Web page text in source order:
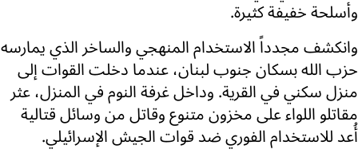
وأسلحة خفيفة كثيرة.
وانكشف مجدداً الاستخدام المنهجي والساخر الذي يمارسه
حزب الله بسكان جنوب لبنان، عندما دخلت القوات إلى
منزل سكني في القرية. وداخل غرفة النوم في المنزل، عثر
مقاتلو اللواء على مخزون متنوع وقاتل من وسائل قتالية
أُعد للاستخدام الفوري ضد قوات الجيش الإسرائيلي.